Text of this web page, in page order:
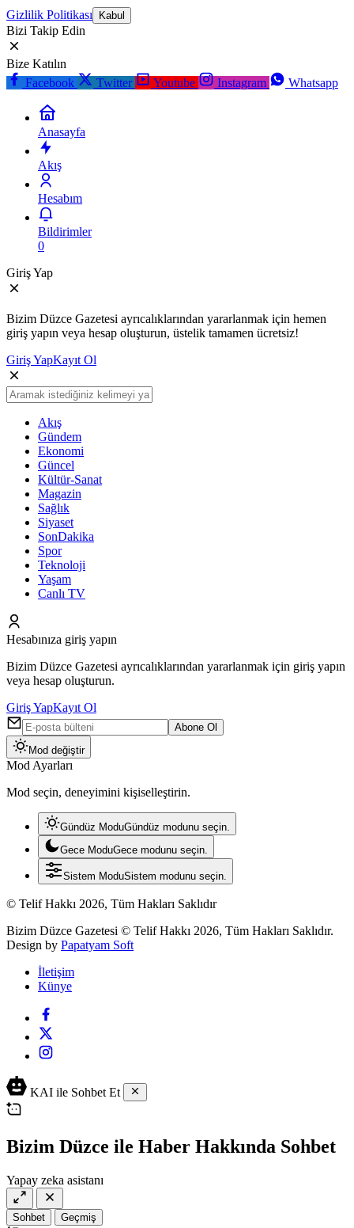
Gizlilik Politikası Kabul
Bizi Takip Edin
Bize Katılın
Facebook
Twitter Youtube Instagram Whatsapp
Anasayfa
Akış
Hesabım
Bildirimler
0
Giriş Yap
Bizim Düzce Gazetesi ayrıcalıklarından yararlanmak için hemen
giriş yapın veya hesap oluşturun, üstelik tamamen ücretsiz!
Giriş YapKayıt Ol
Akış
Gündem
Ekonomi
Güncel
Kültür-Sanat
Magazin
Sağlık
Siyaset
SonDakika
Spor
Teknoloji
Yaşam
Canlı TV
Hesabınıza giriş yapın
Bizim Düzce Gazetesi ayrıcalıklarından yararlanmak için giriş yapın
veya hesap oluşturun.
Giriş YapKayıt Ol
Abone Ol
Mod değiştir
Mod Ayarları
Mod seçin, deneyimini kişiselleştirin.
Gündüz ModuGündüz modunu seçin.
Gece ModuGece modunu seçin.
Sistem ModuSistem modunu seçin.
© Telif Hakkı 2026, Tüm Hakları Saklıdır
Bizim Düzce Gazetesi © Telif Hakkı 2026, Tüm Hakları Saklıdır.
Design by Papatyam Soft
İletişim
Künye
KAI ile Sohbet Et
Bizim Düzce ile Haber Hakkında Sohbet
Yapay zeka asistanı
Sohbet Geçmiş